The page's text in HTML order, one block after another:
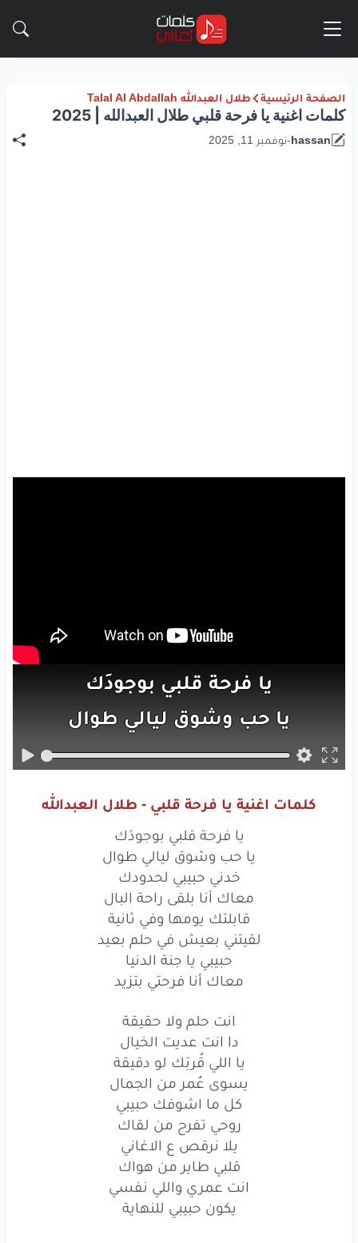
الصفحة الرئيسية طلال العبدالله Talal Al Abdallah
كلمات اغنية يا فرحة قلبي طلال العبدالله | 2025
hassan
-نوفمبر 11, 2025
يا فرحة قلبي بوجودَك
يا حب وشوق ليالي طوال
خدنيحبيبيلحدودك
يومهاوفي
لقيتنيبعيش في حلم
حبيبييا جنةالدنيا
معاكأنافرحتيبتزيد
انتحلم ولاحقيقة
عديت
يا الليقُربَك لودقيقة
يسوىعُمرمنالجمال
كلما اشوفكحبيبي
روحيتفرحمنلقاك
يلانرقصع الاغاني
قلبيطايرمن هواك
كلمات اغنية يا فرحة قلبي - طلال العبدالله
يا فرحة قلبي بوجودَك
يا حب وشوق ليالي طوال
خدني حبيبي لحدودك
معاك أنا بلقى راحة البال
قابلتك يومها وفي ثانية
لقيتني بعيش في حلم بعيد
حبيبي يا جنة الدنيا
معاك أنا فرحتي بتزيد
انت حلم ولا حقيقة
دا انت عديت الخيال
يا اللي قُربَك لو دقيقة
يسوى عُمر من الجمال
كل ما اشوفك حبيبي
روحي تفرح من لقاك
يلا نرقص ع الاغاني
قلبي طاير من هواك
انت عمري واللي نفسي
يكون حبيبي للنهاية